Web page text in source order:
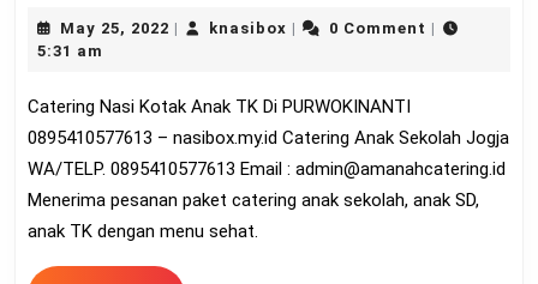
Kotak
TK
Di
PURWOKINANTI
0895410577613
May 25, 2022 May
knasiboxknasibox0 Comment
5:31 am
Catering Nasi Kotak Anak TK Di PURWOKINANTI
0895410577613 – nasibox.my.id Catering Anak Sekolah Jogja
WA/TELP. 0895410577613 Email : admin@amanahcatering.id
Menerima pesanan paket catering anak sekolah, anak SD,
anak TK dengan menu sehat.